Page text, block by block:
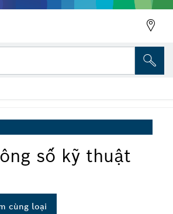
số kỹ thuật
cùng loại
CHỌN
PRO Metal HSS-G chiều